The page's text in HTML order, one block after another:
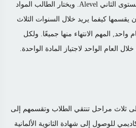
الأول ‏Olevel‏ ومادتين في المستوى الثاني Alevel‏. ويختار الطالب المواد
يقسمها كيفما يريد خلال السنوات الثلاث
المهم الانتهاء منها جميعًا. ولكل
على ثلاث مراحل تنتقي الطلاب وتقسمهم إلى
للوصول إلى شهادة الثانوية الألمانية